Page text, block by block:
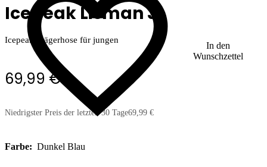
In den
Wunschzettel
Icepeak Lisman Jr
Icepeak Trägerhose für jungen
69,99 €
Niedrigster Preis der letzten 30 Tage69,99 €
Farbe: Dunkel Blau